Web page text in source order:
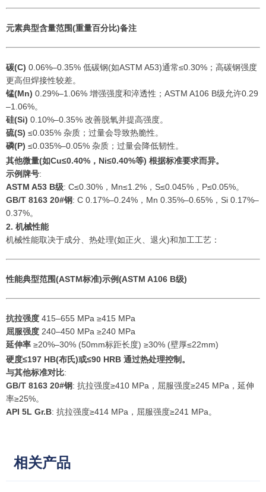
元素典型含量范围(重量百分比)备注
碳(C) 0.06%–0.35% 低碳钢(如ASTM A53)通常≤0.30%；高碳钢强度
更高但焊接性较差。
锰(Mn) 0.29%–1.06% 增强强度和淬透性；ASTM A106 B级允许0.29
–1.06%。
硅(Si) 0.10%–0.35% 改善脱氧并提高强度。
硫(S) ≤0.035% 杂质；过量会导致热脆性。
磷(P) ≤0.035%–0.05% 杂质；过量会降低韧性。
其他微量(如Cu≤0.40%，Ni≤0.40%等) 根据标准要求而异。
示例牌号:
ASTM A53 B级: C≤0.30%，Mn≤1.2%，S≤0.045%，P≤0.05%。
GB/T 8163 20#钢: C 0.17%–0.24%，Mn 0.35%–0.65%，Si 0.17%–
0.37%。
2. 机械性能
机械性能取决于成分、热处理(如正火、退火)和加工工艺：
性能典型范围(ASTM标准)示例(ASTM A106 B级)
抗拉强度 415–655 MPa ≥415 MPa
屈服强度 240–450 MPa ≥240 MPa
延伸率 ≥20%–30% (50mm标距长度) ≥30% (壁厚≤22mm)
硬度≤197 HB(布氏)或≤90 HRB 通过热处理控制。
与其他标准对比:
GB/T 8163 20#钢: 抗拉强度≥410 MPa，屈服强度≥245 MPa，延伸
率≥25%。
API 5L Gr.B: 抗拉强度≥414 MPa，屈服强度≥241 MPa。
相关产品